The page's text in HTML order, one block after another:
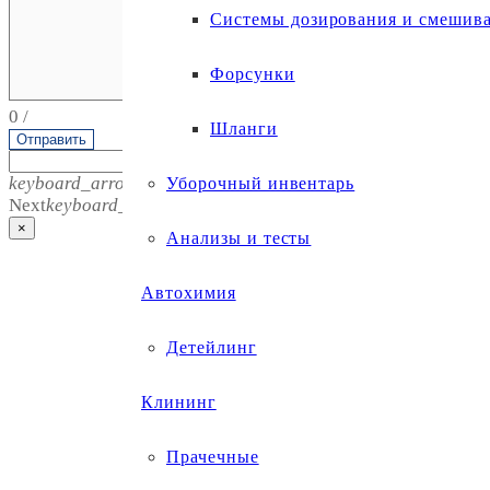
Системы дозирования и
Форсунки
Шланги
Уборочный инвентарь
Анализы и тесты
Автохимия
Детейлинг
Клининг
Прачечные
0 /
Отправить
keyboard_arrow_leftPrevious
Nextkeyboard_arrow_right
×